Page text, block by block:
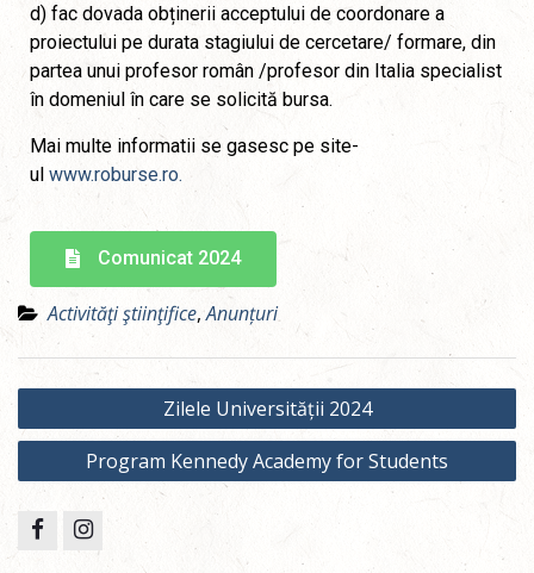
d) fac dovada obținerii acceptului de coordonare a
proiectului pe durata stagiului de cercetare/ formare, din
partea unui profesor român /profesor din Italia specialist
în domeniul în care se solicită bursa.
Mai multe informatii se gasesc pe site-
ul www.roburse.ro.
Comunicat 2024
Activităţi ştiinţifice,Anunțuri
Zilele Universității 2024
Program Kennedy Academy for Students